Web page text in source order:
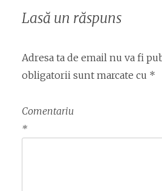
Lasă un răspuns
Adresa ta de email nu va fi
obligatorii sunt marcate cu *
Comentariu
*